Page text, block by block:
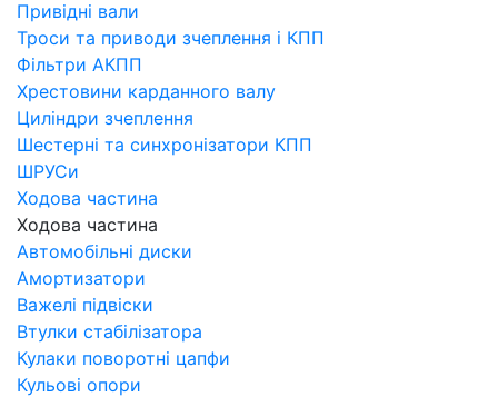
Привідні вали
Троси та приводи зчеплення і КПП
Фільтри АКПП
Хрестовини карданного валу
Циліндри зчеплення
Шестерні та синхронізатори КПП
ШРУСи
Ходова частина
Ходова частина
Автомобільні диски
Амортизатори
Важелі підвіски
Втулки стабілізатора
Кулаки поворотні цапфи
Кульові опори